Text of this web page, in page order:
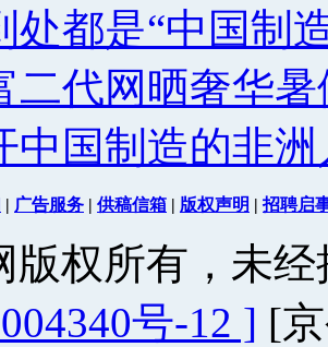
处都是“中国制
二代网晒奢华
中国制造的非
| 广告服务 | 供稿信箱 | 版权声明 | 招聘启
版权所有，未
号-12 ] [